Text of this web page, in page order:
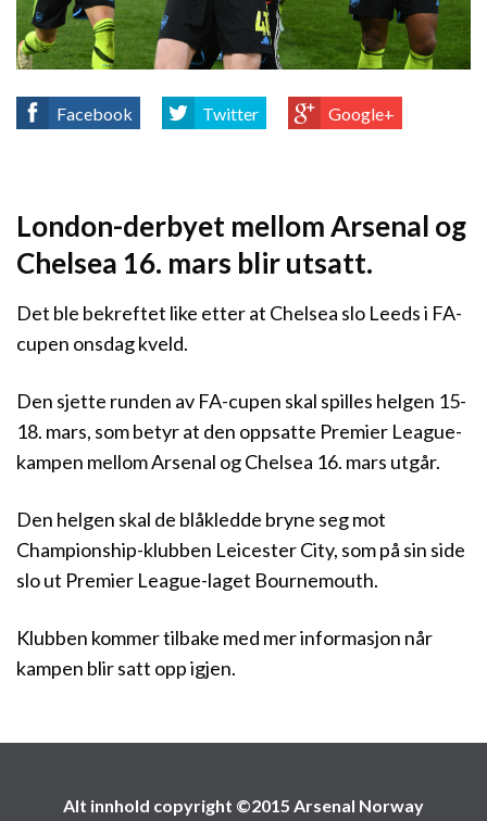
Facebook Twitter Google+
London-derbyet mellom Arsenal og
Chelsea 16. mars blir utsatt.
Det ble bekreftet like etter at Chelsea slo Leeds i FA-
cupen onsdag kveld.
Den sjette runden av FA-cupen skal spilles helgen 15-
18. mars, som betyr at den oppsatte Premier League-
kampen mellom Arsenal og Chelsea 16. mars utgår.
Den helgen skal de blåkledde bryne seg mot
Championship-klubben Leicester City, som på sin side
slo ut Premier League-laget Bournemouth.
Klubben kommer tilbake med mer informasjon når
kampen blir satt opp igjen.
Alt innhold copyright ©2015 Arsenal Norway